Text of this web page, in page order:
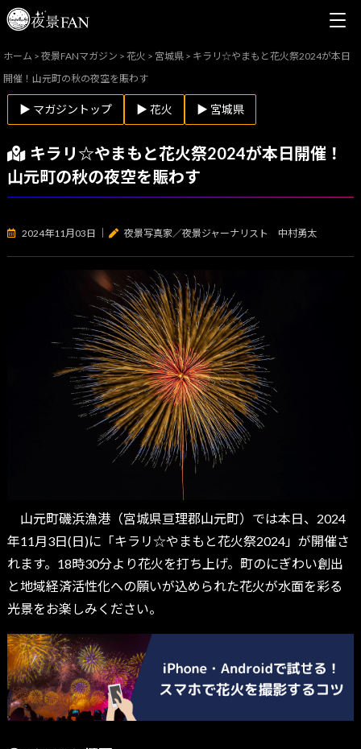
ホーム >夜景FANマガジン >花火 > 宮城県 > キラリ☆やまもと花火祭2024が本日
開催！山元町の秋の夜空を賑わす
▶ マガジントップ ▶ 花火 ▶ 宮城県
キラリ☆やまもと花火祭2024が本日開催！
山元町の秋の夜空を賑わす
2024年11月03日 夜景写真家／夜景ジャーナリスト 中村勇太
山元町磯浜漁港（宮城県亘理郡山元町）では本日、2024
年11月3日(日)に「キラリ☆やまもと花火祭2024」が開催さ
れます。18時30分より花火を打ち上げ。町のにぎわい創出
と地域経済活性化への願いが込められた花火が水面を彩る
光景をお楽しみください。